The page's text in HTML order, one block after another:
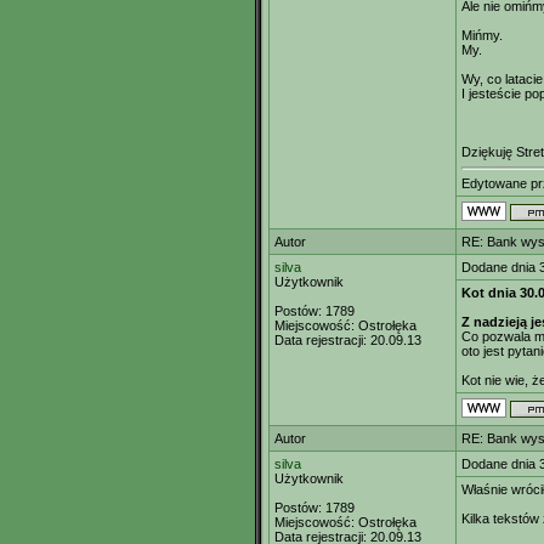
Ale nie
Mińmy.
My.
Wy, co latacie
I jesteście
Dziękuję
Edytowane
Autor
RE: Bank
silva
Użytkownik
Postów: 1789
Miejscowość: Ostrołęka
Data rejestracji: 20.09.13
Dodane dnia
Kot dnia
Z nadzieją
Co pozwala
oto jest
Kot nie wie,
Autor
RE: Bank
silva
Użytkownik
Postów: 1789
Miejscowość: Ostrołęka
Data rejestracji: 20.09.13
Dodane dnia
Właśnie
Kilka tekstów